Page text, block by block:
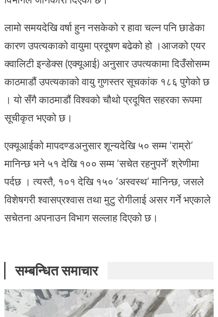
लामो समयदेखि वर्षा हुन नसकेको र हावा चल्न पनि छाडेका
कारण उपत्यकाको वायुमा प्रदूषण बढेको हो ।आजको एयर
क्वालिटी इन्डेक्स (एक्यूआई) अनुसार उपत्यकामा दिउँसोसम्म
काठमाडौं उपत्यकाको वायु गुणस्तर सूचकांक १८६ पुगेको छ
। यो सँगै काठमाडौं विश्वको चौथो प्रदूषित सहरका रूपमा
सूचीकृत भएको छ।
एक्यूआईको मापदण्डअनुसार शून्यदेखि ५० सम्म ‘राम्रो’
मानिन्छ भने ५१ देखि १०० सम्म ‘सचेत रहनुपर्ने’ श्रेणीमा
पर्दछ । त्यस्तै, १०१ देखि १५० ‘अस्वस्थ’ मानिन्छ, जसले
विशेषगरी श्वासप्रश्वास तथा मुटु रोगीलाई असर गर्ने भएकाले
सचेतना अपनाउन विभाग सल्लाह दिएको छ।
सम्बन्धित समाचार